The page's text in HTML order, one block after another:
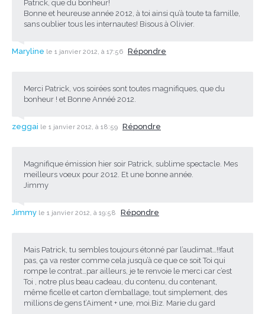
Patrick, que du bonheur!
Bonne et heureuse année 2012, à toi ainsi qu’à toute ta famille,
sans oublier tous les internautes! Bisous à Olivier.
Maryline le 1 janvier 2012, à 17:56 Répondre
Merci Patrick, vos soirées sont toutes magnifiques, que du
bonheur ! et Bonne Annéé 2012.
zeggai le 1 janvier 2012, à 18:59 Répondre
Magnifique émission hier soir Patrick, sublime spectacle. Mes
meilleurs voeux pour 2012. Et une bonne année.
Jimmy
Jimmy le 1 janvier 2012, à 19:58 Répondre
Mais Patrick, tu sembles toujours étonné par l’audimat…!!faut
pas, ça va rester comme cela jusqu’à ce que ce soit Toi qui
rompe le contrat…par ailleurs, je te renvoie le merci car c’est
Toi , notre plus beau cadeau, du contenu, du contenant,
même ficelle et carton d’emballage, tout simplement, des
millions de gens t’Aiment + une, moi.Biz. Marie du gard